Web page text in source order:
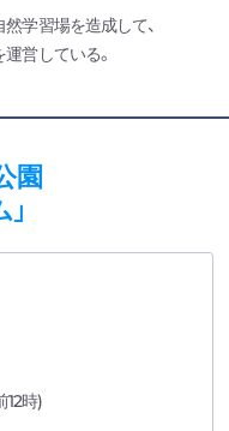
学習場を造成して、
営している。
園
12時)